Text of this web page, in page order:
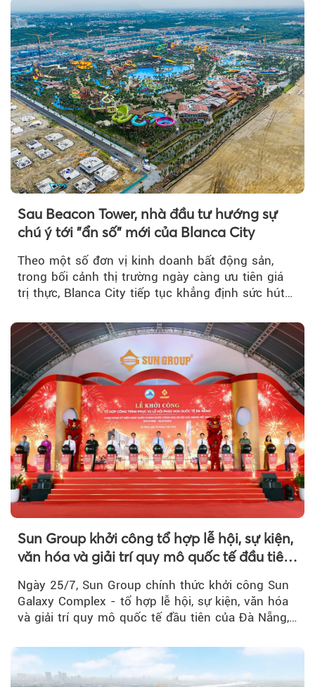
Sau Beacon Tower, nhà đầu tư hướng sự
chú ý tới "ẩn số" mới của Blanca City
Theo một số đơn vị kinh doanh bất động sản,
trong bối cảnh thị trường ngày càng ưu tiên giá
trị thực, Blanca City tiếp tục khẳng định sức hút
Sun Group khởi công tổ hợp lễ hội, sự kiện,
văn hóa và giải trí quy mô quốc tế đầu tiên
Ngày 25/7, Sun Group chính thức khởi công Sun
Galaxy Complex - tổ hợp lễ hội, sự kiện, văn hóa
và giải trí quy mô quốc tế đầu tiên của Đà Nẵng,…